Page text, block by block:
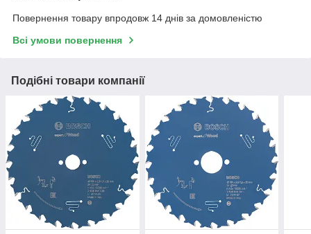
Повернення товару впродовж 14 днів за домовленістю
Всі умови повернення
Подібні товари компанії